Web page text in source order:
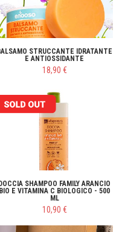
STRUCCANTE IDRATANTE
E ANTIOSSIDANTE
18,90 €
DOCCIA SHAMPOO FAMILY ARANCIO
BIO E VITAMINA C BIOLOGICO - 500
ML
10,90 €